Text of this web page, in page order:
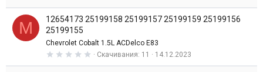
з
д
0
е
з
M
12654173 25199158 25199157 25199159 25199156
25199155
Chevrolet Cobalt 1.5L ACDelco E83
0 Скачивания 11 14.12.2023